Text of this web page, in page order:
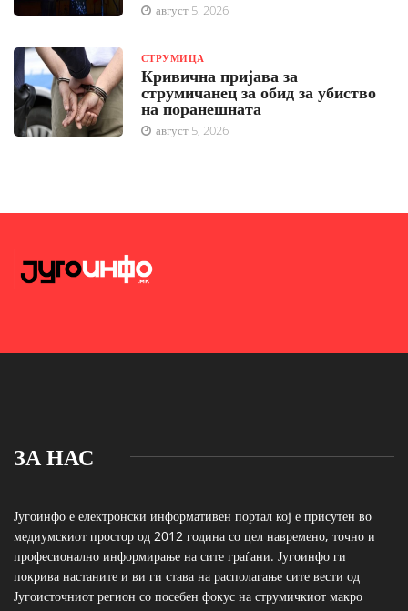
август 5, 2026
СТРУМИЦА
Кривична пријава за
струмичанец за обид за убиство
на поранешната
август 5, 2026
ЗА НАС
Југоинфо е електронски информативен портал кој е присутен во
медиумскиот простор од 2012 година со цел навремено, точно и
професионално информирање на сите граѓани. Југоинфо ги
покрива настаните и ви ги става на располагање сите вести од
Југоисточниот регион со посебен фокус на струмичкиот макро